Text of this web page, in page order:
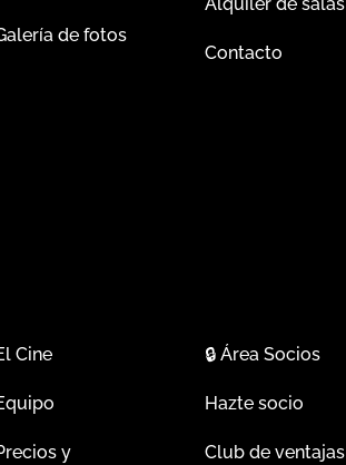
de fotos
Contacto
Cine
y
🔒Área Socios
Hazte socio
Club de ventajas